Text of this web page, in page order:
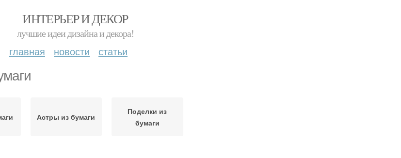
ИНТЕРЬЕР И ДЕКОР
лучшие идеи дизайна и декора!
главная новости статьи
Астры из бумаги
Поделки из
бумаги